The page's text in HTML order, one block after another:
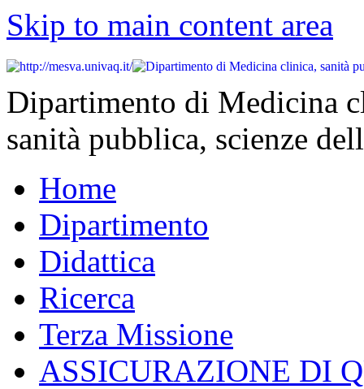
Skip to main content area
Dipartimento di Medicina
sanità pubblica, scienze
Home
Dipartimento
Didattica
Ricerca
Terza Missione
ASSICURAZIONE DI